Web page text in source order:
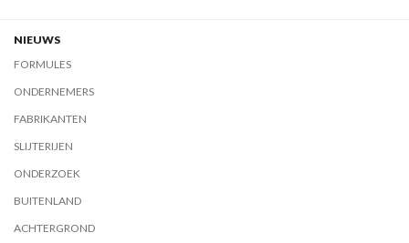
NIEUWS
FORMULES
ONDERNEMERS
FABRIKANTEN
SLIJTERIJEN
ONDERZOEK
BUITENLAND
ACHTERGROND